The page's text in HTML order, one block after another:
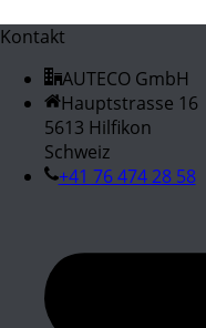
Kontakt
AUTECO GmbH
Hauptstrasse 16
5613 Hilfikon
Schweiz
+41 76 474 28 58